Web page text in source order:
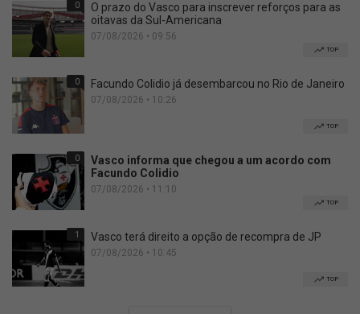
0
O prazo do Vasco para inscrever reforços para as
oitavas da Sul-Americana
07/08/2026 • 09:56
TOP
0 Facundo Colidio já desembarcou no Rio de Janeiro
07/08/2026 • 10:26
TOP
0
Vasco informa que chegou a um acordo com
Facundo Colidio
07/08/2026 • 11:10
TOP
1 Vasco terá direito a opção de recompra de JP
07/08/2026 • 10:45
TOP